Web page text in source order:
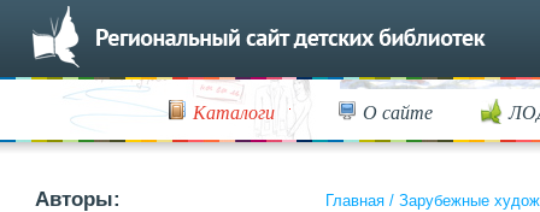
Каталоги О сайте
Авторы: Главная / Зарубежные